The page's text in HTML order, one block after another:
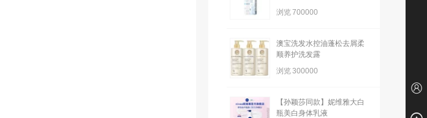
浏览700000
澳宝洗发水控油蓬松去屑柔
顺养护洗发露
浏览300000
【孙颖莎同款】妮维雅大白
瓶美白身体乳液